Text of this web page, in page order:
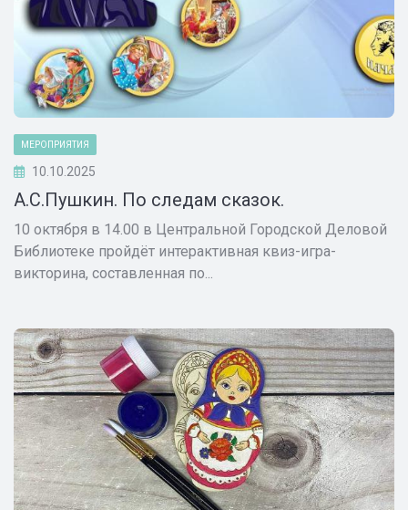
МЕРОПРИЯТИЯ
10.10.2025
А.С.Пушкин. По следам сказок.
10 октября в 14.00 в Центральной Городской Деловой
Библиотеке пройдёт интерактивная квиз-игра-
викторина, составленная по...